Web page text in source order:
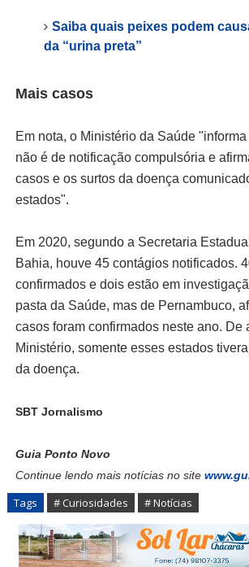
Saiba quais peixes podem
da “urina preta”
Mais casos
Em nota, o Ministério da Saúde
não é de notificação compulsória e
casos e os surtos da doença
estados".
Em 2020, segundo a Secretaria
Bahia, houve 45 contágios notificados.
confirmados e dois estão em
pasta da Saúde, mas de Pernambuco,
casos foram confirmados neste ano. De
Ministério, somente esses estados
da doença.
SBT Jornalismo
Guia Ponto Novo
Continue lendo mais notícias no site
Tags # Curiosidades # Notícias